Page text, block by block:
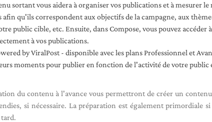
sortant vous aidera à organiser vos publications et à mesurer
afin qu'ils correspondent aux objectifs de la campagne, aux
public cible, etc. Ensuite, dans Compose, vous pouvez accéder
à vos publications.
by ViralPost - disponible avec les plans Professionnel et
moments pour publier en fonction de l'activité de votre public
du contenu à l'avance vous permettront de créer un
si nécessaire. La préparation est également primordiale
tard.